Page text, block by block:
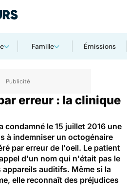
Famille Émissions
justice
erreur : la clinique
condamné le 15 juillet 2016 une
à indemniser un octogénaire
par erreur de l'oeil. Le patient
d'un nom qui n'était pas le
auditifs. Même si la
elle reconnaît des préjudices